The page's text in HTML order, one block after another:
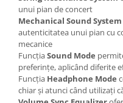
Comenzi si controllere
Ecrane LED
Efecte de lumini
Lasere
Masini de fum si ceata
Mixere DMX
unui pian de concert
Mechanical Sound System
autenticitatea unui pian cu
mecanice
FuncțiaSound Mode
preferințe, aplicând diferite
Funcția Headphone Mode
chiar și atunci când utilizați